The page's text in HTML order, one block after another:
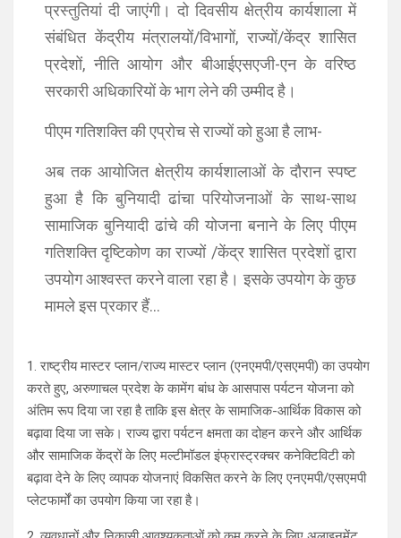
प्रस्तुतियां दी जाएंगी। दो दिवसीय क्षेत्रीय कार्यशाला में
संबंधित केंद्रीय मंत्रालयों/विभागों, राज्यों/केंद्र शासित
प्रदेशों, नीति आयोग और बीआईएसएजी-एन के वरिष्ठ
सरकारी अधिकारियों के भाग लेने की उम्मीद है।
पीएम गतिशक्ति की एप्रोच से राज्यों को हुआ है लाभ-
अब तक आयोजित क्षेत्रीय कार्यशालाओं के दौरान स्पष्ट
हुआ है कि बुनियादी ढांचा परियोजनाओं के साथ-साथ
सामाजिक बुनियादी ढांचे की योजना बनाने के लिए पीएम
गतिशक्ति दृष्टिकोण का राज्यों /केंद्र शासित प्रदेशों द्वारा
उपयोग आश्वस्त करने वाला रहा है। इसके उपयोग के कुछ
मामले इस प्रकार हैं…
1. राष्ट्रीय मास्टर प्लान/राज्य मास्टर प्लान (एनएमपी/एसएमपी) का उपयोग
करते हुए, अरुणाचल प्रदेश के कामेंग बांध के आसपास पर्यटन योजना को
अंतिम रूप दिया जा रहा है ताकि इस क्षेत्र के सामाजिक-आर्थिक विकास को
बढ़ावा दिया जा सके। राज्य द्वारा पर्यटन क्षमता का दोहन करने और आर्थिक
और सामाजिक केंद्रों के लिए मल्टीमॉडल इंफ्रास्ट्रक्चर कनेक्टिविटी को
बढ़ावा देने के लिए व्यापक योजनाएं विकसित करने के लिए एनएमपी/एसएमपी
प्लेटफार्मों का उपयोग किया जा रहा है।